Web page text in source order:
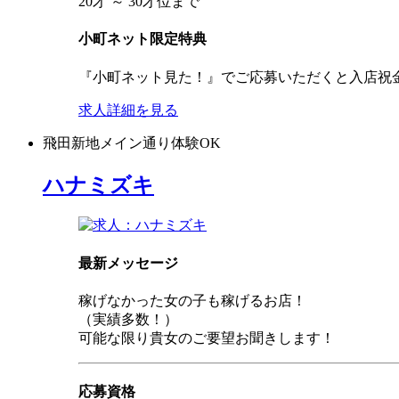
小町ネット限定特典
『小町ネット見た！』でご応募いただくと入店祝
求人詳細を見る
飛田新地 メイン通り 体験OK
ハナミズキ
最新メッセージ
稼げなかった女の子も稼げるお店！
（実績多数！）
可能な限り貴女のご要望お聞きします！
応募資格